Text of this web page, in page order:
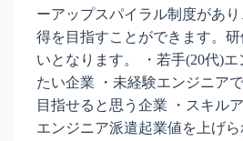
ーアップスパイラル制度があ
得を目指すことができます。
いとなります。 ・若手(20代)
たい企業 ・未経験エンジニア
目指せると思う企業 ・スキル
エンジニア派遣起業値を上げ